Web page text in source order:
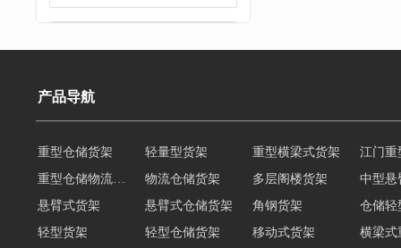
重型货架
产品导航
物流仓储货架 多层阁楼货架
中型悬
悬臂式货架
悬臂式仓储货架 角钢货架
仓储轻
轻型货架
轻型仓储货架 移动式货架
横梁式
阁楼货架定制
广州重型货架 深圳阁楼货架 佛山重